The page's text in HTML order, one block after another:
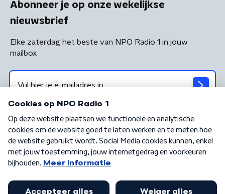
Abonneer je op onze wekelijkse
nieuwsbrief
Elke zaterdag het beste van NPO Radio 1 in jouw
mailbox
Algemene voorwaarden Privacybeleid